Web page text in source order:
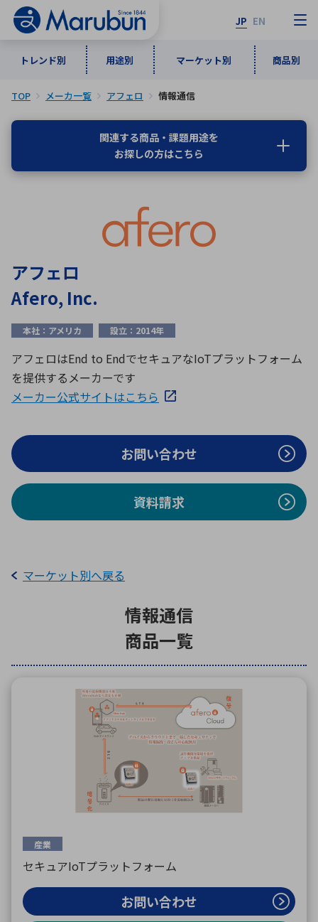
JP EN
トレンド別 用途別 マーケット別 商品別
トレンド別
インダストリアルDXソリューション
5G・Local 5G
ロボティクス（AI）
データセンタ・クラウド
ミリ波レーダー
ブログ｜ここから始まる最新技術
用途別
通信・ネットワーク
監視・セキュリティ
品質管理・検査
接着・接合
製品製造・加工
レーダ・衛星通信
照射
シミュレーター
半導体・電子部品小ロット
マーケット別
民生
商品別
ICTソリューション
レーザー・光学部品
特定用途向け・その他 サービス
メーカ一覧
は行 ま行
わ行
アルファベット順
A B
E
F G
H
I
J
Q
R S
T
V W
TOP メーカ一覧 アフェロ 情報通信
関連する商品・課題用途を
お探しの方はこちら
アフェロ
Afero, Inc.
本社：アメリカ 設立：2014年
アフェロはEnd to EndでセキュアなIoTプラットフォーム
を提供するメーカーです
メーカー公式サイトはこちら
お問い合わせ
資料請求
マーケット別へ戻る
情報通信
商品一覧
産業
セキュアIoTプラットフォーム
お問い合わせ